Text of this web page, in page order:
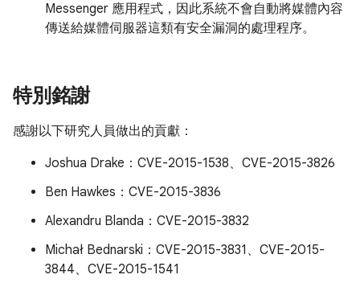
Messenger 應用程式，因此系統不會自動將媒體內容
傳送給媒體伺服器這類有安全漏洞的處理程序。
特別銘謝
感謝以下研究人員做出的貢獻：
Joshua Drake：CVE-2015-1538、CVE-2015-3826
Ben Hawkes：CVE-2015-3836
Alexandru Blanda：CVE-2015-3832
Michał Bednarski：CVE-2015-3831、CVE-2015-
3844、CVE-2015-1541